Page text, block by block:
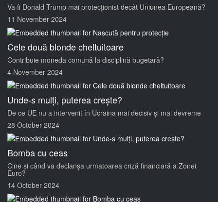
Va fi Donald Trump mai protecționist decât Uniunea Europeană?
11 November 2024
Cele două blonde cheltuitoare
Contribuie moneda comună la disciplină bugetară?
4 November 2024
Unde-s mulți, puterea crește?
De ce UE nu a intervenit în Ucraina mai decisiv și mai devreme
28 October 2024
Bomba cu ceas
Cine și când va declanșa urmatoarea criză financiară a Zonei
Euro?
14 October 2024